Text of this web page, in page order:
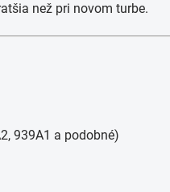
než pri novom turbe.
939A1 a podobné)